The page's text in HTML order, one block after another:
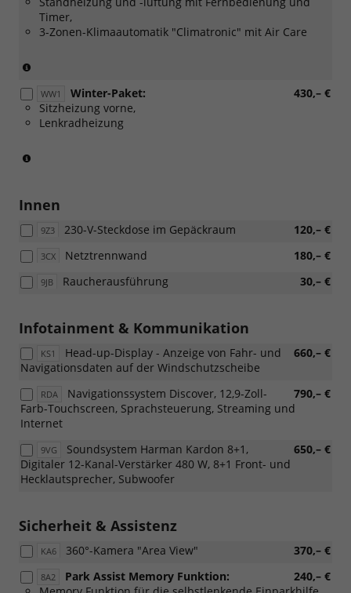
Timer,
3-Zonen-Klimaautomatik "Climatronic" mit Air Care
Verbinding
mit:
[WL2]
(Nicht
für
Mildhybrid)
[W51]
Sonderangebotspaket
"Komfort")
WW1 430,– €
Winter-Paket:
Sitzheizung vorne,
Lenkradheizung
Innen
9Z3 120,– €
230-V-Steckdose im Gepäckraum
3CX 180,– €
Netztrennwand
9JB 30,– €
Raucherausführung
Infotainment & Kommunikation
KS1 660,– €
Head-up-Display - Anzeige von Fahr- und
Navigationsdaten auf der Windschutzscheibe
RDA 790,– €
Navigationssystem Discover, 12,9-Zoll-
Farb-Touchscreen, Sprachsteuerung, Streaming und
Internet
9VG 650,– €
Soundsystem Harman Kardon 8+1,
Digitaler 12-Kanal-Verstärker 480 W, 8+1 Front- und
Hecklautsprecher, Subwoofer
Sicherheit & Assistenz
KA6 370,– €
360°-Kamera "Area View"
8A2 240,– €
Park Assist Memory Funktion: